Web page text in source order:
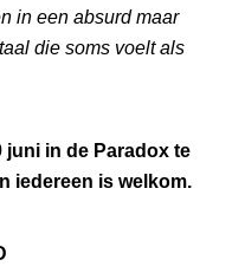
in een absurd maar
die soms voelt als
juni in de Paradox te
iedereen is welkom.